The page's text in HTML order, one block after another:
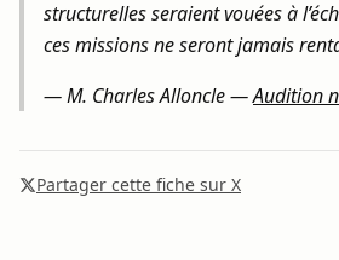
structurelles seraient vouées à
ces missions ne seront jamais
—M. Charles Alloncle—Audition
Partager cette fiche sur X